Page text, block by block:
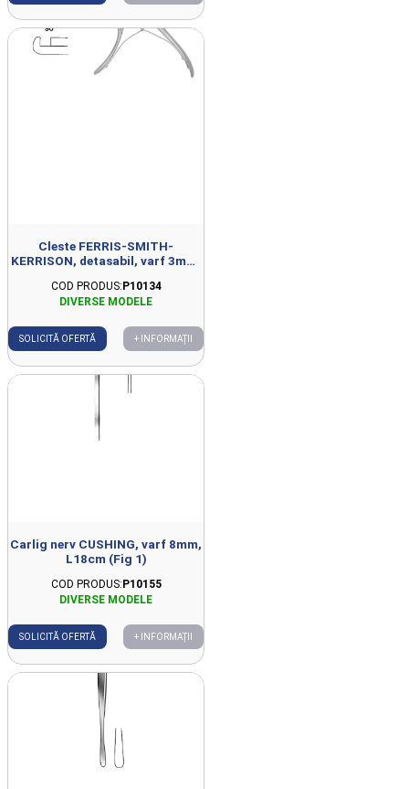
Cleste FERRIS-SMITH-
KERRISON, detasabil, varf 3mm,
COD PRODUS: P10134
SOLICITĂ OFERTĂ + INFORMAȚII
Carlig nerv CUSHING, varf 8mm,
L18cm (Fig 1)
COD PRODUS:P10155
SOLICITĂ OFERTĂ + INFORMAȚII